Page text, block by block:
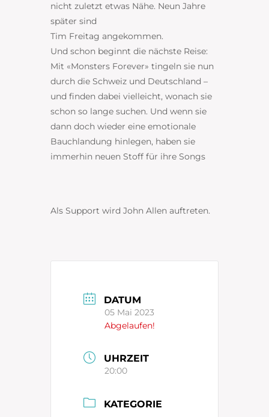
nicht zuletzt etwas Nähe. Neun Jahre
später sind
Tim Freitag angekommen.
Und schon beginnt die nächste Reise:
Mit «Monsters Forever» tingeln sie nun
durch die Schweiz und Deutschland –
und finden dabei vielleicht, wonach sie
schon so lange suchen. Und wenn sie
dann doch wieder eine emotionale
Bauchlandung hinlegen, haben sie
immerhin neuen Stoff für ihre Songs
Als Support wird John Allen auftreten.
DATUM
05 Mai 2023
Abgelaufen!
UHRZEIT
20:00
KATEGORIE